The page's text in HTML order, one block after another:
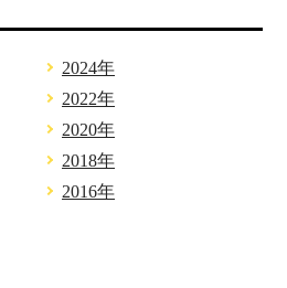
2024年
2022年
2020年
2018年
2016年